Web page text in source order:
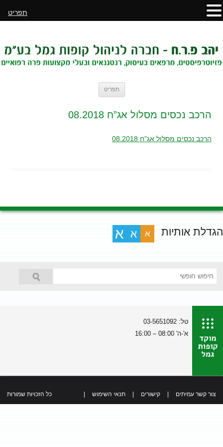
תפריט
הרכב נכסים מסלול אג”ח 08.2018
הרכב נכסים מסלול אג"ח 08.2018
הגדלת אותיות א א א
טל: 03-5651092
א'-ה' 08:00 – 16:00
צור קשר עמיתים קישורים תנאי השימוש כל הזכויות שמורות
תפריט